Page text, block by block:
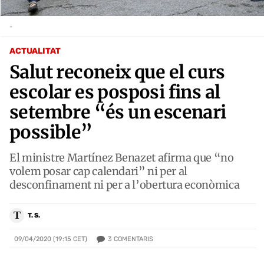
ACTUALITAT
Salut reconeix que el curs
escolar es posposi fins al
setembre “és un escenari
possible”
El ministre Martínez Benazet afirma que “no
volem posar cap calendari” ni per al
desconfinament ni per a l’obertura econòmica
T T. S.
09/04/2020 (19:15 CET) 3 COMENTARIS
-